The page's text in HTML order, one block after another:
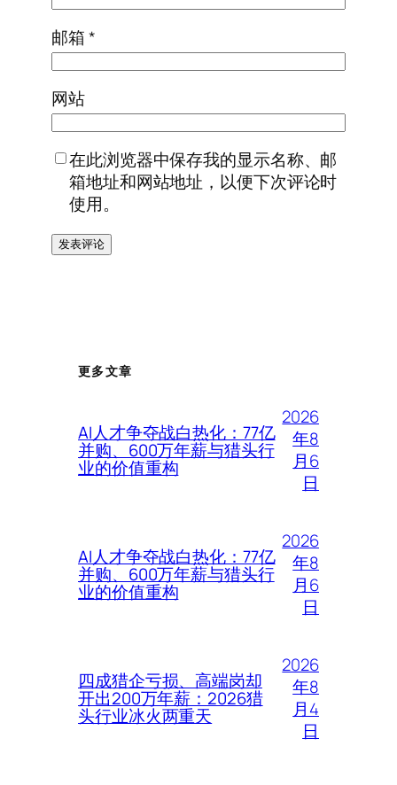
邮箱*
网站
在此浏览器中保存我的显示名称、邮
箱地址和网站地址，以便下次评论时
使用。
更多文章
AI人才争夺战白热化：77亿
并购、600万年薪与猎头行
业的价值重构
2026
年8
月6
日
AI人才争夺战白热化：77亿
并购、600万年薪与猎头行
业的价值重构
2026
年8
月6
日
四成猎企亏损、高端岗却
开出200万年薪：2026猎
头行业冰火两重天
2026
年8
月4
日